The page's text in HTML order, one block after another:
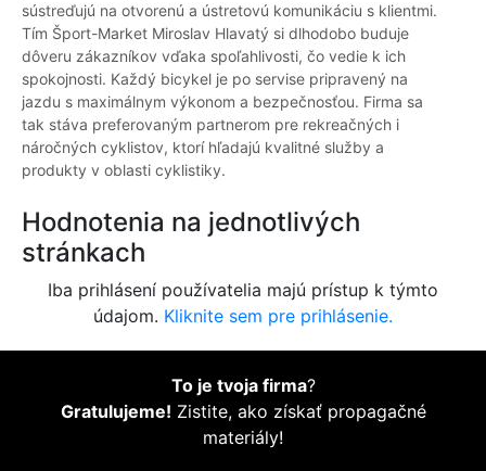
sústreďujú na otvorenú a ústretovú komunikáciu s klientmi.
Tím Šport-Market Miroslav Hlavatý si dlhodobo buduje
dôveru zákazníkov vďaka spoľahlivosti, čo vedie k ich
spokojnosti. Každý bicykel je po servise pripravený na
jazdu s maximálnym výkonom a bezpečnosťou. Firma sa
tak stáva preferovaným partnerom pre rekreačných i
náročných cyklistov, ktorí hľadajú kvalitné služby a
produkty v oblasti cyklistiky.
Hodnotenia na jednotlivých
stránkach
Iba prihlásení používatelia majú prístup k týmto
údajom. Kliknite sem pre prihlásenie.
To je tvoja firma?
Gratulujeme! Zistite, ako získať propagačné
materiály!